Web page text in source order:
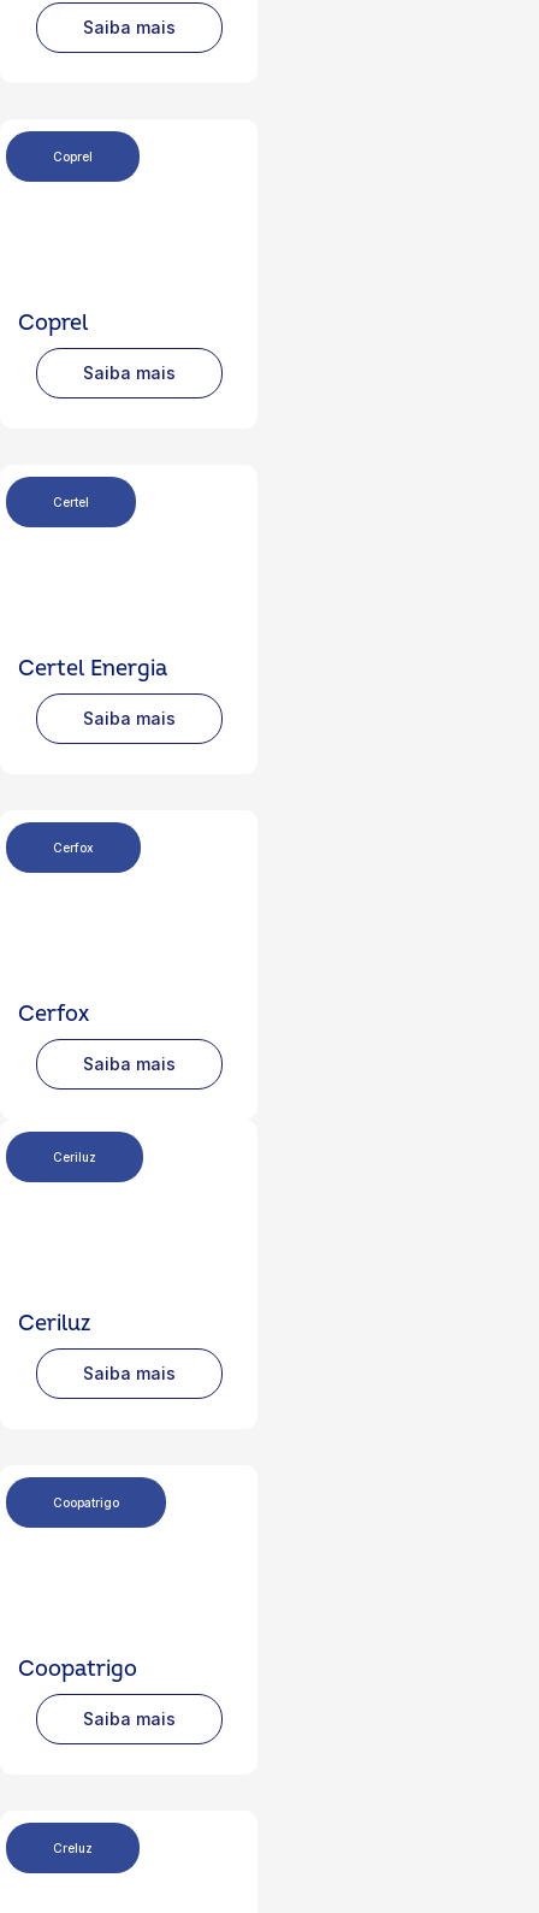
Saiba mais
Coprel
Coprel
Saiba mais
Certel
Certel Energia
Saiba mais
Cerfox
Cerfox
Saiba mais
Ceriluz
Ceriluz
Saiba mais
Coopatrigo
Coopatrigo
Saiba mais
Creluz